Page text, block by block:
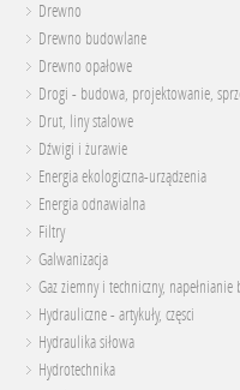
Drewno
Drewno budowlane
Drewno opałowe
Drogi - budowa, projektowanie,
Drut, liny stalowe
Dźwigi i żurawie
Energia ekologiczna-urządzenia
Energia odnawialna
Filtry
Galwanizacja
Gaz ziemny i techniczny,
Hydrauliczne - artykuły, częsci
Hydraulika siłowa
Hydrotechnika